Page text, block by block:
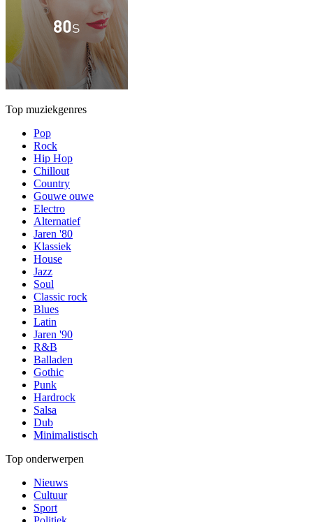
Top muziekgenres
Pop
Rock
Hip Hop
Chillout
Country
Gouwe ouwe
Electro
Alternatief
Jaren '80
Klassiek
House
Jazz
Soul
Classic rock
Blues
Latin
Jaren '90
R&B
Balladen
Gothic
Punk
Hardrock
Salsa
Dub
Minimalistisch
Top onderwerpen
Nieuws
Cultuur
Sport